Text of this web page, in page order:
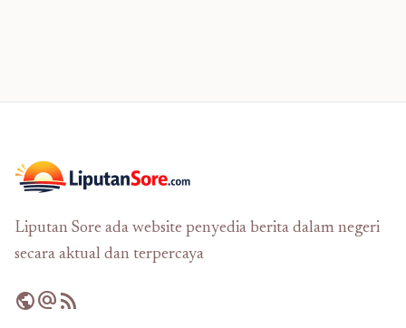
Liputan Sore ada website penyedia berita dalam negeri
secara aktual dan terpercaya
publicalternate_emailrss_feed